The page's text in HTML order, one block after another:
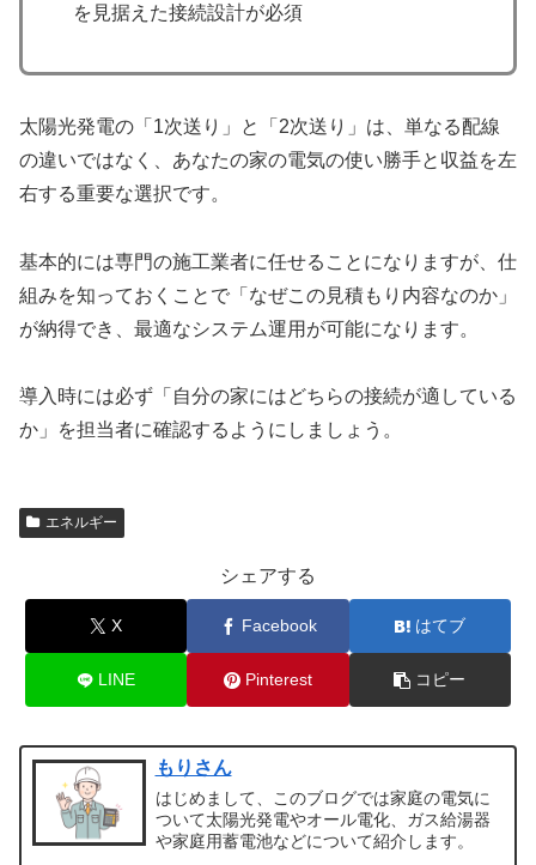
を見据えた接続設計が必須
太陽光発電の「1次送り」と「2次送り」は、単なる配線
の違いではなく、あなたの家の電気の使い勝手と収益を左
右する重要な選択です。
基本的には専門の施工業者に任せることになりますが、仕
組みを知っておくことで「なぜこの見積もり内容なのか」
が納得でき、最適なシステム運用が可能になります。
導入時には必ず「自分の家にはどちらの接続が適している
か」を担当者に確認するようにしましょう。
エネルギー
シェアする
X Facebook はてブ
LINE Pinterest コピー
もりさん
はじめまして、このブログでは家庭の電気に
ついて太陽光発電やオール電化、ガス給湯器
や家庭用蓄電池などについて紹介します。